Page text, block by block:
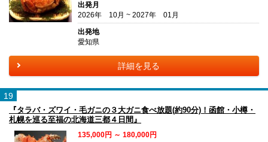
出発月
2026年 10月 ~ 2027年 01月
出発地
愛知県
詳細を見る
19
『タラバ・ズワイ・毛ガニの３大ガニ食べ放題(約90分)！函館・小樽・
札幌を巡る至福の北海道三都４日間』
135,000円 ～ 180,000円